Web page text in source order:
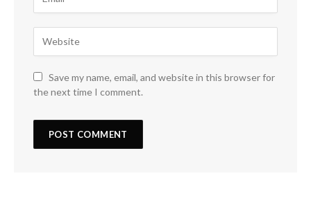
Save my name, email, and website in this browser for
the next time I comment.